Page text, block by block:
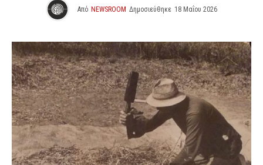
Από NEWSROOM Δημοσιεύθηκε 18 Μαΐου 2026